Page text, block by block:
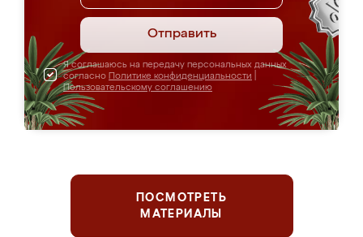
Отправить
Я соглашаюсь на передачу персональных данных
согласно Политике конфиденциальности
Пользовательскому соглашению
ПОСМОТРЕТЬ
МАТЕРИАЛЫ